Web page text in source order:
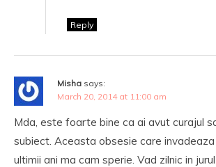
Reply
Misha says:
March 20, 2014 at 11:00 am
Mda, este foarte bine ca ai avut curajul
subiect. Aceasta obsesie care
ultimii ani ma cam sperie. Vad zilnic in